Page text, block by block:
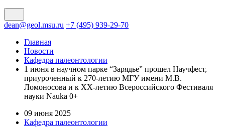
dean@geol.msu.ru +7 (495) 939-29-70
Главная
Новости
Кафедра палеонтологии
1 июня в научном парке “Зарядье” прошел Научфест,
приуроченный к 270-летию МГУ имени М.В.
Ломоносова и к XX-летию Всероссийского Фестиваля
науки Nauka 0+
09 июня 2025
Кафедра палеонтологии